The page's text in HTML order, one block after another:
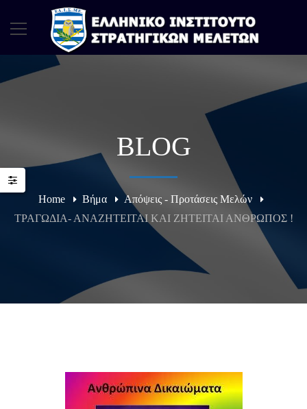
BLOG
Home Βήμα
Απόψεις - Προτάσεις Μελών
ΤΡΑΓΩΔΙΑ- ΑΝΑΖΗΤΕΙΤΑΙ ΚΑΙ ΖΗΤΕΙΤΑΙ ΑΝΘΡΩΠΟΣ !